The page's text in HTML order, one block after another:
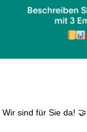
Wir sind für Sie da! 🤝